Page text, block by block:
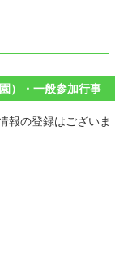
）・一般参加行事
報の登録はございま